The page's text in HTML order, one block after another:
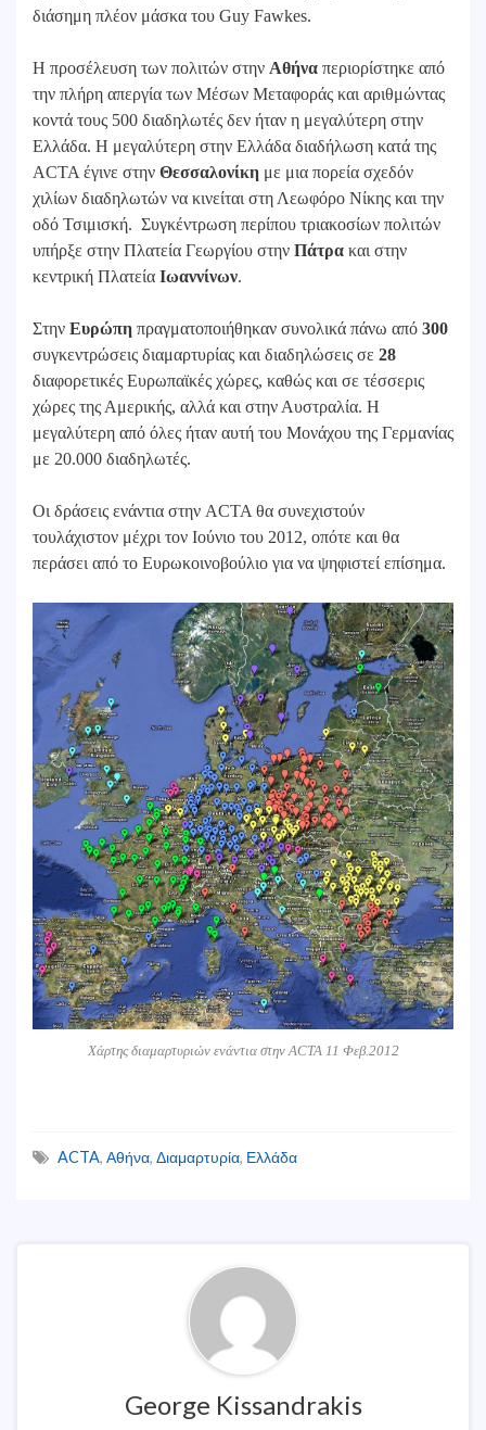
διάσημη πλέον μάσκα του Guy Fawkes.
Η προσέλευση των πολιτών στην Αθήνα περιορίστηκε από
την πλήρη απεργία των Μέσων Μεταφοράς και αριθμώντας
κοντά τους 500 διαδηλωτές δεν ήταν η μεγαλύτερη στην
Ελλάδα. Η μεγαλύτερη στην Ελλάδα διαδήλωση κατά της
ACTA έγινε στην Θεσσαλονίκη με μια πορεία σχεδόν
χιλίων διαδηλωτών να κινείται στη Λεωφόρο Νίκης και την
οδό Τσιμισκή. Συγκέντρωση περίπου τριακοσίων πολιτών
υπήρξε στην Πλατεία Γεωργίου στην Πάτρα και στην
κεντρική Πλατεία Ιωαννίνων.
Στην Ευρώπη πραγματοποιήθηκαν συνολικά πάνω από 300
συγκεντρώσεις διαμαρτυρίας και διαδηλώσεις σε 28
διαφορετικές Ευρωπαϊκές χώρες, καθώς και σε τέσσερις
χώρες της Αμερικής, αλλά και στην Αυστραλία. Η
μεγαλύτερη από όλες ήταν αυτή του Μονάχου της Γερμανίας
με 20.000 διαδηλωτές.
Οι δράσεις ενάντια στην ACTA θα συνεχιστούν
τουλάχιστον μέχρι τον Ιούνιο του 2012, οπότε και θα
περάσει από το Ευρωκοινοβούλιο για να ψηφιστεί επίσημα.
Χάρτης διαμαρτυριών ενάντια στην ACTA 11 Φεβ.2012
ACTA, Αθήνα, Διαμαρτυρία, Ελλάδα
George Kissandrakis